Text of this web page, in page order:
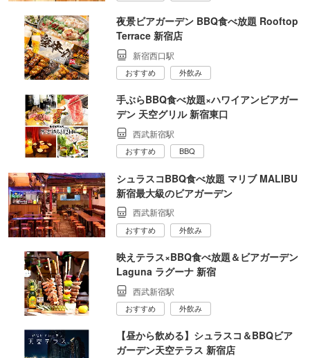
夜景ビアガーデン BBQ食べ放題 Rooftop
Terrace 新宿店
新宿西口駅
おすすめ 外飲み
手ぶらBBQ食べ放題×ハワイアンビアガー
デン 天空グリル 新宿東口
西武新宿駅
おすすめ BBQ
シュラスコBBQ食べ放題 マリブ MALIBU
新宿最大級のビアガーデン
西武新宿駅
おすすめ 外飲み
映えテラス×BBQ食べ放題＆ビアガーデン
Laguna ラグーナ 新宿
西武新宿駅
おすすめ 外飲み
【昼から飲める】シュラスコ＆BBQビア
ガーデン天空テラス 新宿店